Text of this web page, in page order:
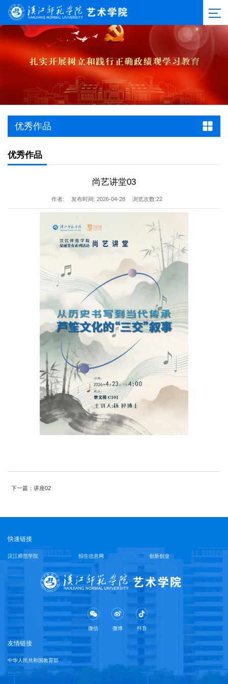
优秀作品
优秀作品
尚艺讲堂03
作者: 发布时间: 2026-04-28 浏览次数:22
下一篇：讲座02
快速链接
汉江师范学院 招生信息网 创新创业
微信 微博 抖音
友情链接
中华人民共和国教育部